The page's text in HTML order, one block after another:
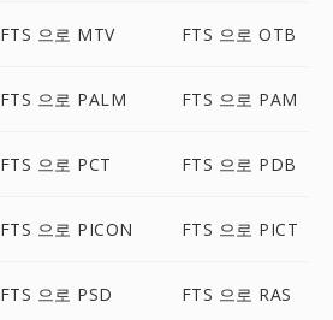
FTS 으로 MTV FTS 으로 OTB
FTS 으로 PALM FTS 으로 PAM
FTS 으로 PCT FTS 으로 PDB
FTS 으로 PICON FTS 으로 PICT
FTS 으로 PSD FTS 으로 RAS